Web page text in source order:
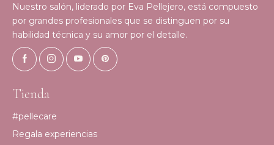
Nuestro salón, liderado por Eva Pellejero, está compuesto
por grandes profesionales que se distinguen por su
habilidad técnica y su amor por el detalle.
Tienda
#pellecare
Regala experiencias